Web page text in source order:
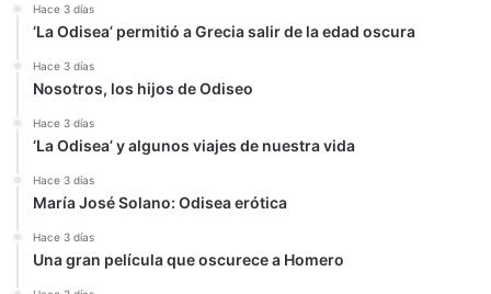
Hace 3 días
‘La Odisea’ permitió a Grecia salir de la edad oscura
Hace 3 días
Nosotros, los hijos de Odiseo
Hace 3 días
‘La Odisea’ y algunos viajes de nuestra vida
Hace 3 días
María José Solano: Odisea erótica
Hace 3 días
Una gran película que oscurece a Homero